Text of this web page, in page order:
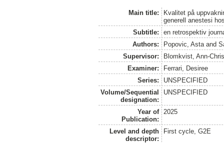
Main title:
Kvalitet på
generell anestesi
Subtitle:
en retrospektiv
Authors:
Popovic, Asta and
Supervisor:
Blomkvist, Ann-
Examiner:
Ferrari, Desiree
Series:
UNSPECIFIED
Volume/Sequential
designation:
UNSPECIFIED
Year of
Publication:
2025
Level and depth
descriptor:
First cycle, G2E